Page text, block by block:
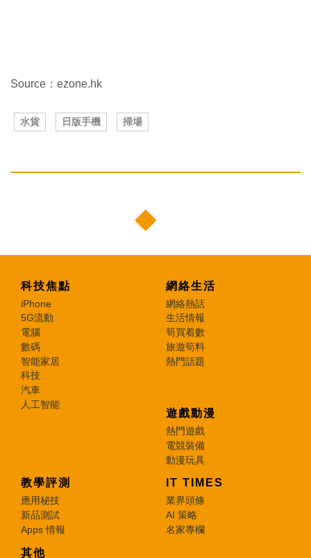
Source：ezone.hk
水貨 日版手機 掃場
科技焦點
iPhone
5G流動
電腦
數碼
智能家居
科技
汽車
人工智能
網絡生活
網絡熱話
生活情報
筍買着數
旅遊筍料
熱門話題
遊戲動漫
熱門遊戲
電競裝備
動漫玩具
教學評測
應用秘技
新品測試
Apps 情報
IT TIMES
業界頭條
AI 策略
名家專欄
其他